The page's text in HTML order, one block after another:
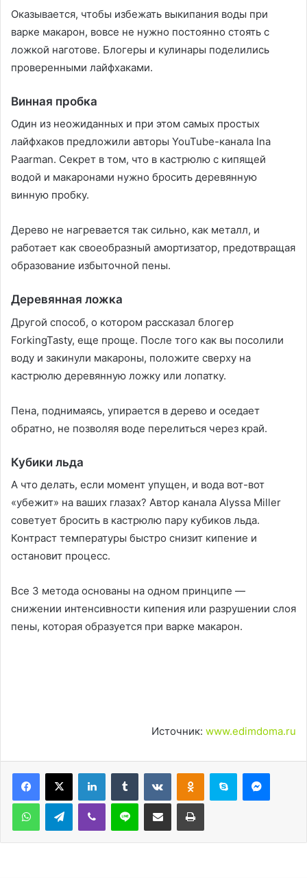
Оказывается, чтобы избежать выкипания воды при
варке макарон, вовсе не нужно постоянно стоять с
ложкой наготове. Блогеры и кулинары поделились
проверенными лайфхаками.
Винная пробка
Один из неожиданных и при этом самых простых
лайфхаков предложили авторы YouTube-канала Ina
Paarman. Секрет в том, что в кастрюлю с кипящей
водой и макаронами нужно бросить деревянную
винную пробку.
Дерево не нагревается так сильно, как металл, и
работает как своеобразный амортизатор, предотвращая
образование избыточной пены.
Деревянная ложка
Другой способ, о котором рассказал блогер
ForkingTasty, еще проще. После того как вы посолили
воду и закинули макароны, положите сверху на
кастрюлю деревянную ложку или лопатку.
Пена, поднимаясь, упирается в дерево и оседает
обратно, не позволяя воде перелиться через край.
Кубики льда
А что делать, если момент упущен, и вода вот-вот
«убежит» на ваших глазах? Автор канала Alyssa Miller
советует бросить в кастрюлю пару кубиков льда.
Контраст температуры быстро снизит кипение и
остановит процесс.
Все 3 метода основаны на одном принципе —
снижении интенсивности кипения или разрушении слоя
пены, которая образуется при варке макарон.
Источник: www.edimdoma.ru
LinkedInTumblr ВконтактеОдноклассники
Skype
WhatsAppTelegramViber Line Поделиться через электронную почту Печатать